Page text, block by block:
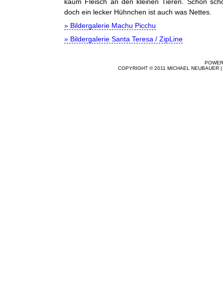
doch ein lecker Hühnchen ist auch was Nettes.
» Bildergalerie Machu Picchu
» Bildergalerie Santa Teresa / ZipLine
COPYRIGHT © 2011 MICHAEL NEUBAUER |